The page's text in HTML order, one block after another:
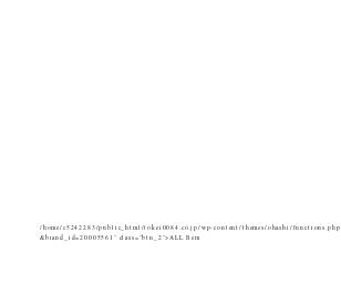
/home/c5242283/public_html/tokei0084.co.jp/wp-content/themes/ohashi/
&brand_id=20005561" class="btn_2">ALL Item